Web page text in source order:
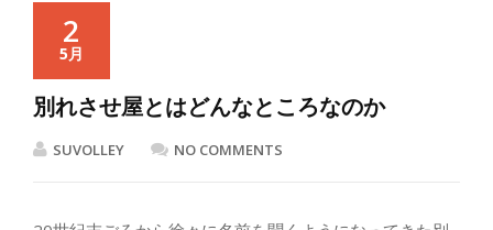
2
5月
別れさせ屋とはどんなところなのか
SUVOLLEY NO COMMENTS